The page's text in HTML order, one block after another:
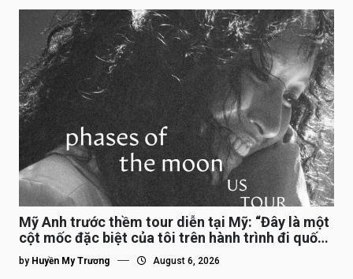
Mỹ Anh trước thềm tour diễn tại Mỹ: “Đây là một
cột mốc đặc biệt của tôi trên hành trình đi quốc
tế”
by Huyền My Trương August 6, 2026